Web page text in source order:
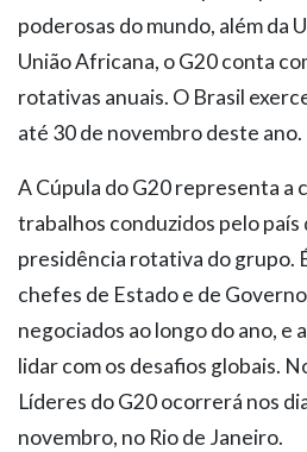
poderosas do mundo, além da
União Africana, o G20 conta
rotativas anuais. O Brasil
até 30 de novembro deste ano.
A Cúpula do G20 representa a
trabalhos conduzidos pelo país
presidência rotativa do grupo.
chefes de Estado e de
negociados ao longo do ano, e
lidar com os desafios globais.
Líderes do G20 ocorrerá nos
novembro, no Rio de Janeiro.